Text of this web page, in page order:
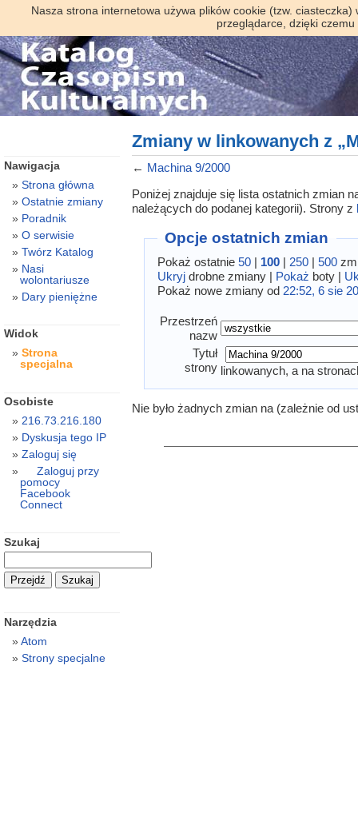
Nasza strona internetowa używa plików cookie (tzw.
przeglądarce, dzięki
Zmiany w linkowanych z
← Machina 9/2000
Poniżej znajduje się lista ostatnich zmian
należących do podanej kategorii). Strony z
Opcje ostatnich zmian
Pokaż ostatnie 50| 100| 250| 500
Ukryjdrobne zmiany | Pokaż boty |
Pokaż nowe zmiany od 22:52, 6 sie
Przestrzeń
nazw
Tytuł
strony linkowanych, a na
Nie było żadnych zmian na (zależnie od
Nawigacja
Strona główna
Ostatnie zmiany
Poradnik
O serwisie
Twórz Katalog
Nasi
wolontariusze
Dary pieniężne
Widok
Strona
specjalna
Osobiste
216.73.216.180
Dyskusja tego IP
Zaloguj się
Zaloguj przy
pomocy
Facebook
Connect
Szukaj
Narzędzia
Atom
Strony specjalne